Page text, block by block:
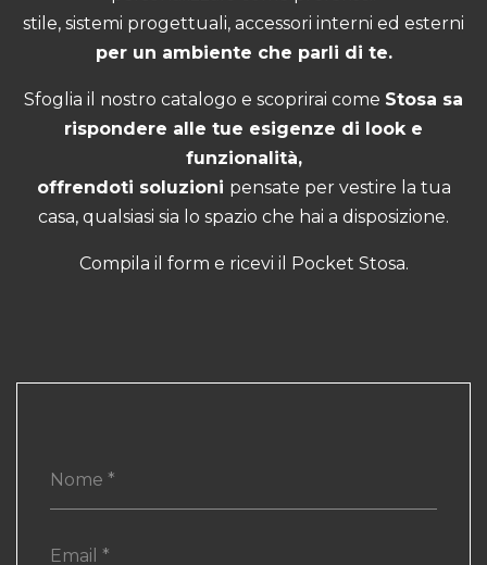
stile, sistemi progettuali, accessori interni ed esterni
per un ambiente che parli di te.
Sfoglia il nostro catalogo e scoprirai come Stosa sa
rispondere alle tue esigenze di look e
funzionalità,
offrendoti soluzioni pensate per vestire la tua
casa, qualsiasi sia lo spazio che hai a disposizione.
Compila il form e ricevi il Pocket Stosa.